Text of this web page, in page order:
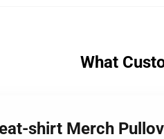
What
shirt Merch